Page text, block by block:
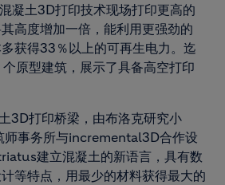
凝土3D打印技术现场打印更高的
高度增加一倍，能利用更强劲的
获得33％以上的可再生电力。迄
原型建筑，展示了具备高空打印
3D打印桥梁，由布洛克研究小
师事务所与incremental3D合作设
建立混凝土的新语言，具有数
等特点，用最少的材料获得最大的